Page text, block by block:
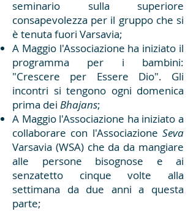
seminario sulla superiore
consapevolezza per il gruppo che si
è tenuta fuori Varsavia;
A Maggio l'Associazione ha iniziato il
programma per i bambini:
"Crescere per Essere Dio". Gli
incontri si tengono ogni domenica
prima dei Bhajans;
A Maggio l'Associazione ha iniziato a
collaborare con l'Associazione Seva
Varsavia (WSA) che da da mangiare
alle persone bisognose e ai
senzatetto cinque volte alla
settimana da due anni a questa
parte;